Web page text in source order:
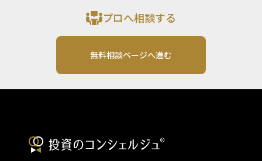
プロへ相談する
無料相談ページへ進む